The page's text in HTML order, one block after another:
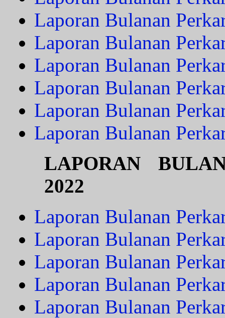
Laporan Bulanan
Laporan Bulanan
Laporan Bulanan
Laporan Bulanan
Laporan Bulanan
Laporan Bulanan
LAPORAN
2022
Laporan Bulanan
Laporan Bulanan
Laporan Bulanan
Laporan Bulanan
Laporan Bulanan